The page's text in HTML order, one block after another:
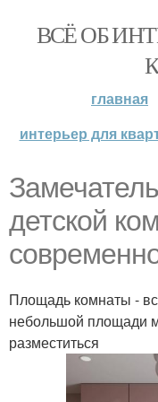
ВСЁ ОБ
главная
интерьер для
детской
Площадь комнаты -
небольшой площади
разместиться